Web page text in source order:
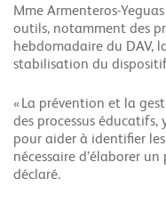
Mme Armenteros-
outils, notamment des
hebdomadaire du DAV,
stabilisation du
« La prévention et la
des processus
pour aider à identifier
nécessaire d’élaborer
déclaré.